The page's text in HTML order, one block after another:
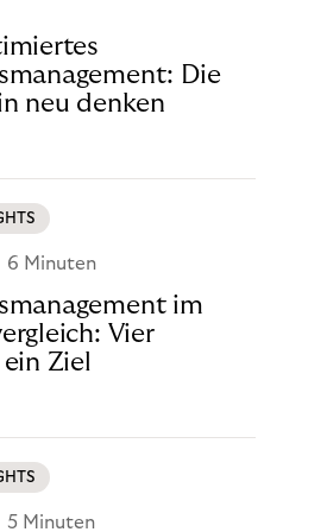
Die
neu denken
6 Minuten
im
Vier
Ziel
5 Minuten